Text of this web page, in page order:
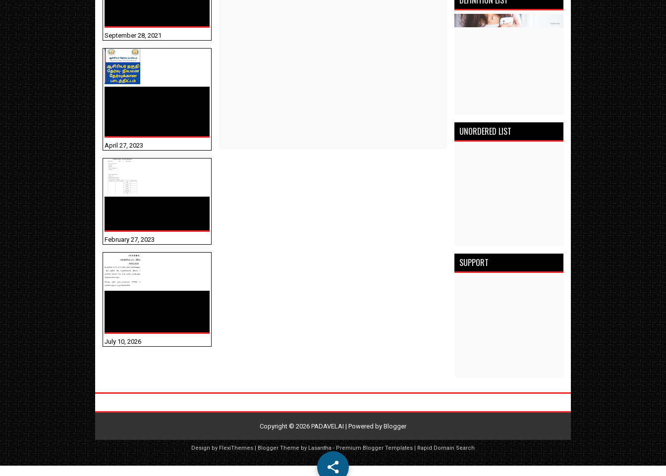
September 28, 2021
April 27, 2023
February 27, 2023
July 10, 2026
UNORDERED LIST
SUPPORT
Copyright © 2026 PADAVELAI | Powered by Blogger
Design byFlexiThemes| Blogger Theme byLasantha-Premium Blogger Templates |Rapid Domain Search